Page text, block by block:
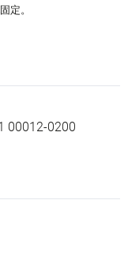
定。
00012-0200